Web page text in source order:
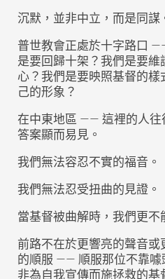
沉默，並非中立，而是同謀
普世教會正處於十字路口
是要回歸十架？我們是要
心？我們是要映照基督的
己的形象？
在中東地區 —— 這裡的人
答案顯而易見。
我們無法容忍不實的福音。
我們無法忍受扭曲的見證。
當基督被曲解時，我們更不
前路不在於更響亮的聲音
的順服 —— 順服那位不靠噱
非為自我宣傳而施拯救的基